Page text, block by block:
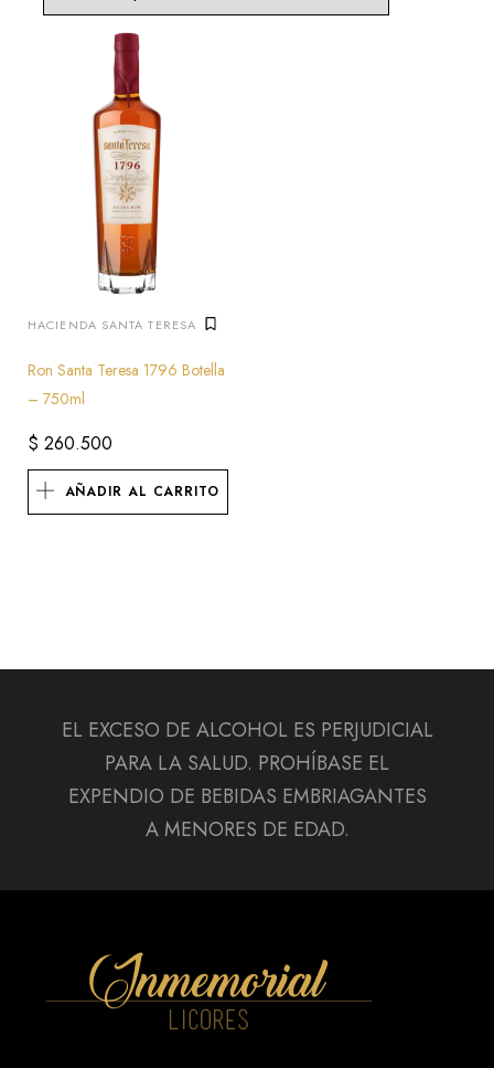
HACIENDA SANTA TERESA
Ron Santa Teresa 1796 Botella
– 750ml
$ 260.500
AÑADIR AL CARRITO
EL EXCESO DE ALCOHOL ES PERJUDICIAL
PARA LA SALUD. PROHÍBASE EL
EXPENDIO DE BEBIDAS EMBRIAGANTES
A MENORES DE EDAD.